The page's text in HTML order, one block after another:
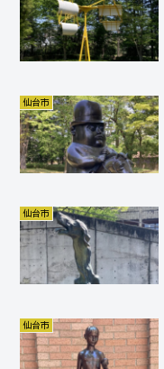
仙台市
仙台市
仙台市